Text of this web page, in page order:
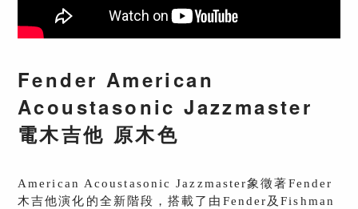
Fender American
Acoustasonic Jazzmaster
電木吉他 原木色
American Acoustasonic Jazzmaster象徵著Fender
木吉他演化的全新階段，搭載了由Fender及Fishman